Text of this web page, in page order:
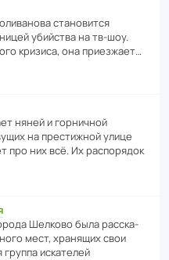
стано­вится
убийства на тв-шоу.
кризиса, она приезжает…
няней и горни­чной
на прес­ти­жной улице
про них всё. Их распо­рядок
Шелково была расска­
мест, хранящих свои
иска­телей